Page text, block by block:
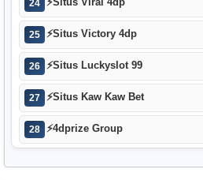
24
25 ⚡Situs Victory 4dp
26 ⚡Situs Luckyslot 99
27 ⚡Situs Kaw Kaw Bet
28 ⚡4dprize Group